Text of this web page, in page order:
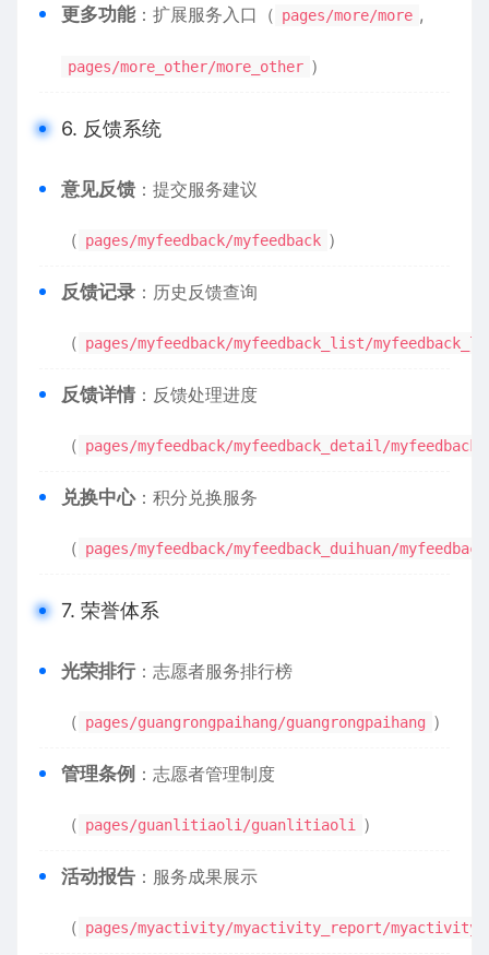
​更多功能​​：扩展服务入口（ pages/more/more ,
pages/more_other/more_other ）
6. 反馈系统
​意见反馈​ ​：提交服务建议
（ pages/myfeedback/myfeedback ）
​反馈记录​ ​：历史反馈查询
（ pages/myfeedback/myfeedback_list/
​反馈详情​ ​：反馈处理进度
（ pages/myfeedback/myfeedback_detail/
​兑换中心​​：积分兑换服务
（ pages/myfeedback/myfeedback_duihuan/
7. 荣誉体系
​光荣排行​​：志愿者服务排行榜
（ pages/guangrongpaihang/guangrongpaihang ）
​管理条例​ ​：志愿者管理制度
（ pages/guanlitiaoli/guanlitiaoli ）
​活动报告​ ​：服务成果展示
（ pages/myactivity/myactivity_report/